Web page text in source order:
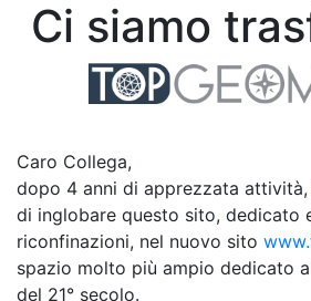
Ci siamo
Caro Collega,
dopo 4 anni di apprezzata
di inglobare questo sito, dedicato
riconfinazioni, nel nuovo sito
spazio molto più ampio dedicato
del 21° secolo.